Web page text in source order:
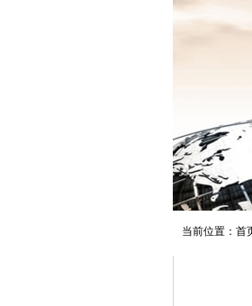
当前位置： 首